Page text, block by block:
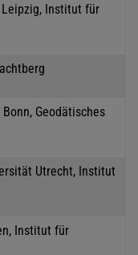
Institut für
Geodätisches
Utrecht, Institut
Institut für